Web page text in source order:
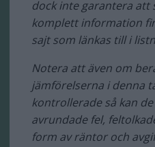
dock inte garantera att
komplett information
sajt som länkas till i
Notera att även om
jämförelserna i denna
kontrollerade så kan
avrundade fel,
form av räntor och